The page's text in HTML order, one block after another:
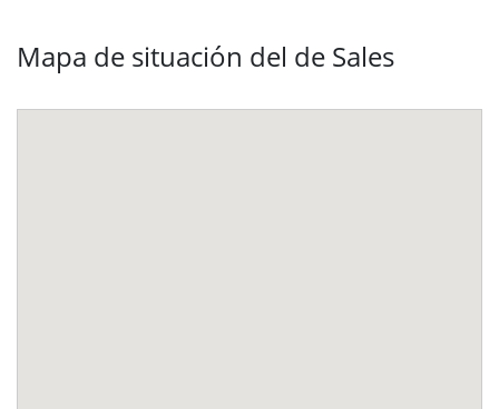
Mapa de situación del de Sales